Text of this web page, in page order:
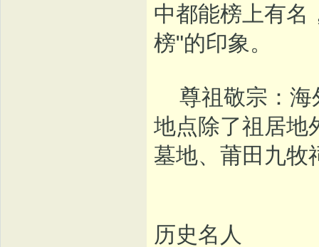
中都能榜上有名
榜"的印象。
尊祖敬宗：海
地点除了祖居地
墓地、莆田九牧
历史名人